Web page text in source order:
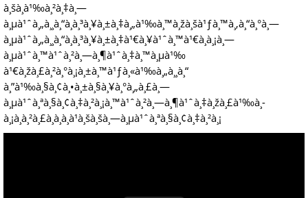
à¸šà¸­à¹‰à¸²à¸‡à¸—
à¸µà¹ˆà¸„à¸¸à¸“à¸à¸³à¸¥à¸±à¸‡à¸„à¹‰à¸™à¸žà¸šà¹ƒà¸™à¸‚à¸“à¸°à¸—
à¸µà¹ˆà¸„à¸¸à¸“à¸à¸³à¸¥à¸±à¸‡à¹€à¸¥à¹ˆà¸™à¹€à¸à¸¡à¸—
à¸µà¹ˆà¸™à¹ˆà¸²à¸—à¸¶à¹ˆà¸‡à¸™à¸µà¹‰
à¹€à¸žà¸£à¸²à¸°à¸¡à¸±à¸™à¹ƒà¸«à¹‰à¸„à¸¸à¸“
à¸”à¹‰à¸§à¸¢à¸•à¸±à¸§à¸¥à¸°à¸„à¸£à¸—
à¸µà¹ˆà¸ªà¸§à¸¢à¸‡à¸²à¸¡à¸™à¹ˆà¸²à¸—à¸¶à¹ˆà¸‡à¸žà¸£à¹‰à¸­
à¸¡à¸à¸²à¸£à¸­à¸­à¸à¹à¸šà¸šà¸—à¸µà¹ˆà¸ªà¸§à¸¢à¸‡à¸²à¸¡